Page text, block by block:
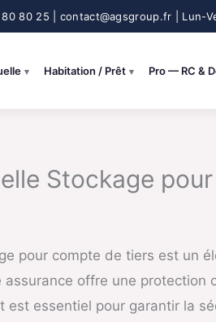
Habitation / Prêt Pro — RC &
Stockage
pour compte de tiers est un
offre une protection
essentiel pour garantir la